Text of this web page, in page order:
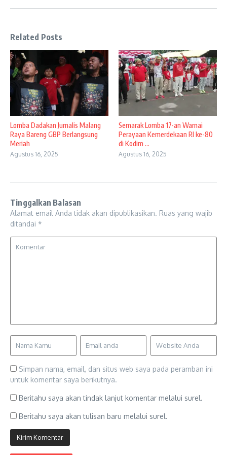
Related Posts
Lomba Dadakan Jurnalis Malang
Raya Bareng GBP Berlangsung
Meriah
Agustus 16, 2025
Semarak Lomba 17-an Warnai
Perayaan Kemerdekaan RI ke-80
di Kodim ...
Agustus 16, 2025
Tinggalkan Balasan
Alamat email Anda tidak akan dipublikasikan. Ruas yang wajib
ditandai *
Simpan nama, email, dan situs web saya pada peramban ini
untuk komentar saya berikutnya.
Beritahu saya akan tindak lanjut komentar melalui surel.
Beritahu saya akan tulisan baru melalui surel.